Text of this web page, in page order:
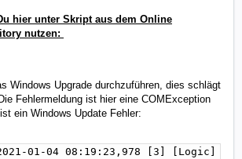
hier unter Skript aus dem Online
nutzen:
Windows Upgrade durchzuführen, dies schlägt
Die Fehlermeldung ist hier eine COMException
ein Windows Update Fehler:
2021-01-04 08:19:23,978 [3] [Logic]